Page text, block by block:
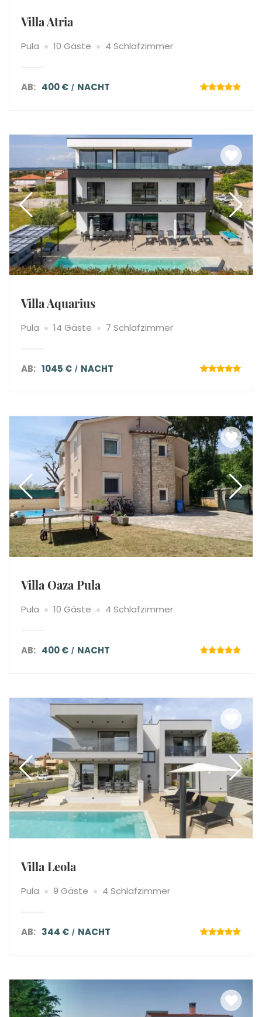
Villa Atria
Pula 10 Gäste 4 Schlafzimmer
AB: 400 € NACHT
Villa Aquarius
Pula 14 Gäste 7 Schlafzimmer
AB: 1045 € NACHT
Villa Oaza Pula
Pula 10 Gäste 4 Schlafzimmer
AB: 400 € NACHT
Villa Leola
Pula 9 Gäste 4 Schlafzimmer
AB: 344 € NACHT